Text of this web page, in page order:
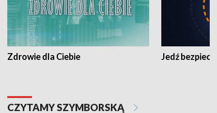
Zdrowie dla Ciebie Jedź
CZYTAMY SZYMBORSKĄ